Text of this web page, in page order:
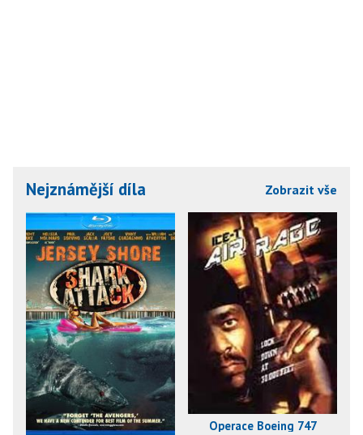
Nejznámější díla Zobrazit vše
Operace Boeing 747